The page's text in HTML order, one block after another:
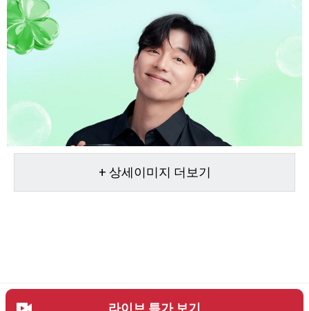
+ 상세이미지 더보기
라이브 특가 보기